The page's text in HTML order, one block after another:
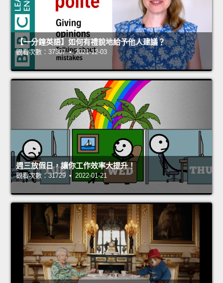
【一分鐘英語】如何有禮貌地給予他人建議？
觀看次數：37307 • 2021-12-03
週三放假日，讓你工作效率大提升！
觀看次數：31729 • 2022-01-21